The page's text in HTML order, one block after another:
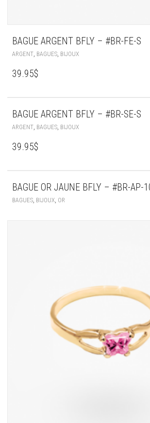
BAGUE ARGENT BFLY – #BR-FE-S
ARGENT BAGUES BIJOUX
39.95$
BAGUE ARGENT BFLY – #BR-SE-S
ARGENT BAGUES BIJOUX
39.95$
BAGUE OR JAUNE BFLY – #BR-AP-
BAGUES BIJOUX OR